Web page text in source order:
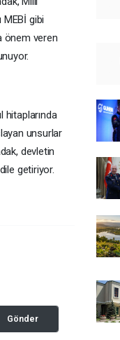
gibi
önem veren
hitaplarında
unsurlar
devletin
getiriyor.
Gönder